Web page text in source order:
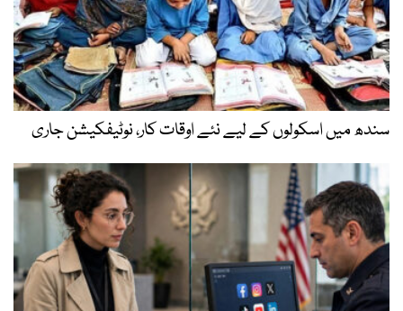
سندھ میں اسکولوں کے لیے نئے اوقات کار، نوٹیفکیشن جاری